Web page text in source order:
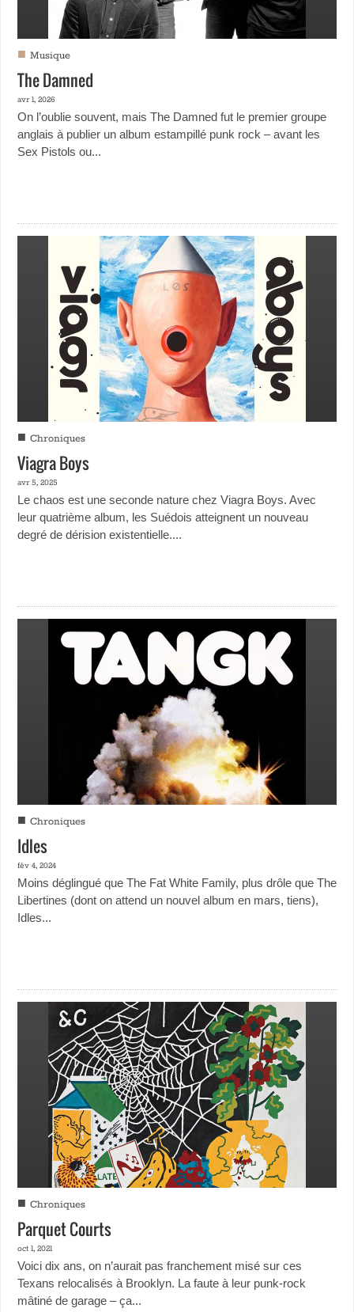
■ Musique
The Damned
avr 1, 2026
On l’oublie souvent, mais The Damned fut le premier groupe
anglais à publier un album estampillé punk rock – avant les
Sex Pistols ou...
■ Chroniques
Viagra Boys
avr 5, 2025
Le chaos est une seconde nature chez Viagra Boys. Avec
leur quatrième album, les Suédois atteignent un nouveau
degré de dérision existentielle....
■ Chroniques
Idles
fév 4, 2024
Moins déglingué que The Fat White Family, plus drôle que The
Libertines (dont on attend un nouvel album en mars, tiens),
Idles...
■ Chroniques
Parquet Courts
oct 1, 2021
Voici dix ans, on n’aurait pas franchement misé sur ces
Texans relocalisés à Brooklyn. La faute à leur punk-rock
mâtiné de garage – ça...